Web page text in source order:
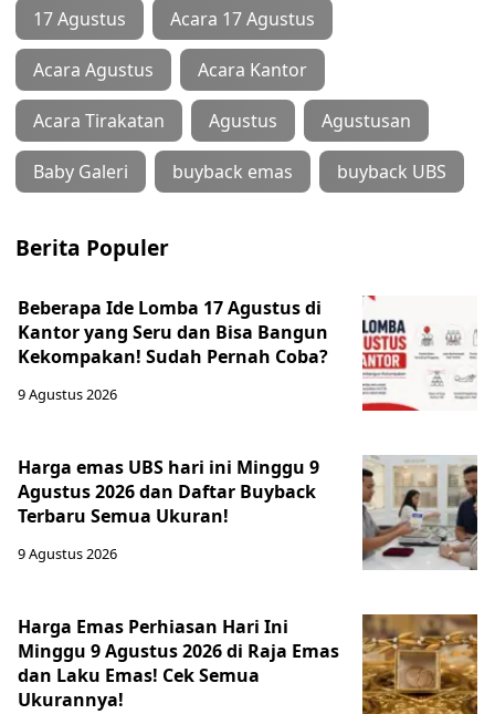
17 Agustus Acara 17 Agustus
Acara Agustus Acara Kantor
Acara Tirakatan Agustus Agustusan
Baby Galeri buyback emas buyback UBS
Berita Populer
Beberapa Ide Lomba 17 Agustus di
Kantor yang Seru dan Bisa Bangun
Kekompakan! Sudah Pernah Coba?
9 Agustus 2026
Harga emas UBS hari ini Minggu 9
Agustus 2026 dan Daftar Buyback
Terbaru Semua Ukuran!
9 Agustus 2026
Harga Emas Perhiasan Hari Ini
Minggu 9 Agustus 2026 di Raja Emas
dan Laku Emas! Cek Semua
Ukurannya!